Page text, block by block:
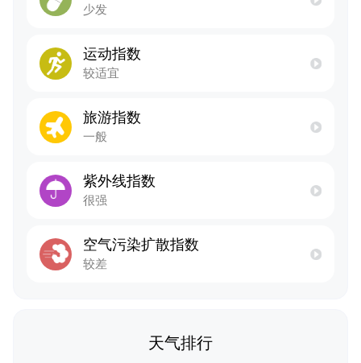
少发
运动指数
较适宜
旅游指数
一般
紫外线指数
很强
空气污染扩散指数
较差
天气排行